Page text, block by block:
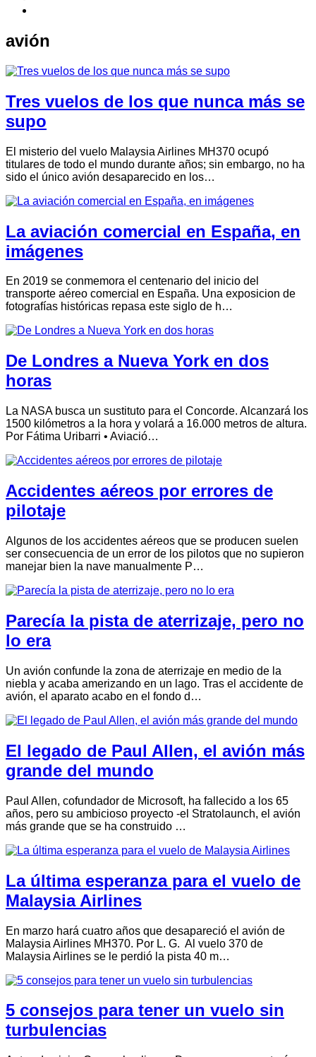
avión
Tres vuelos de los que nunca más se
supo
El misterio del vuelo Malaysia Airlines MH370 ocupó
titulares de todo el mundo durante años; sin embargo, no ha
sido el único avión desaparecido en los…
La aviación comercial en España, en
imágenes
En 2019 se conmemora el centenario del inicio del
transporte aéreo comercial en España. Una exposicion de
fotografías históricas repasa este siglo de h…
De Londres a Nueva York en dos
horas
La NASA busca un sustituto para el Concorde. Alcanzará los
1500 kilómetros a la hora y volará a 16.000 metros de altura.
Por Fátima Uribarri • Aviació…
Accidentes aéreos por errores de
pilotaje
Algunos de los accidentes aéreos que se producen suelen
ser consecuencia de un error de los pilotos que no supieron
manejar bien la nave manualmente P…
Parecía la pista de aterrizaje, pero no
lo era
Un avión confunde la zona de aterrizaje en medio de la
niebla y acaba amerizando en un lago. Tras el accidente de
avión, el aparato acabo en el fondo d…
El legado de Paul Allen, el avión más
grande del mundo
Paul Allen, cofundador de Microsoft, ha fallecido a los 65
años, pero su ambicioso proyecto -el Stratolaunch, el avión
más grande que se ha construido …
La última esperanza para el vuelo de
Malaysia Airlines
En marzo hará cuatro años que desapareció el avión de
Malaysia Airlines MH370. Por L. G. Al vuelo 370 de
Malaysia Airlines se le perdió la pista 40 m…
5 consejos para tener un vuelo sin
turbulencias